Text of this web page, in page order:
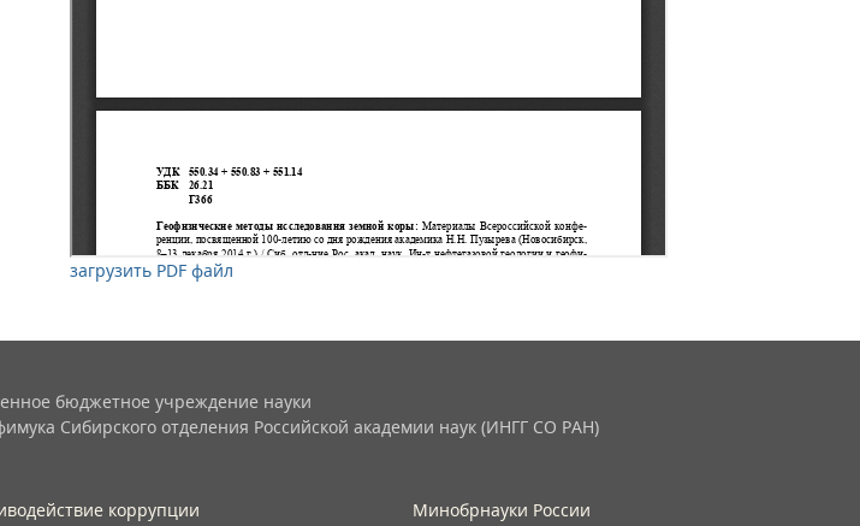
загрузить PDF файл
бюджетное учреждение науки
Сибирского отделения Российской академии наук (ИНГГ СО РАН)
коррупции
Минобрнауки России